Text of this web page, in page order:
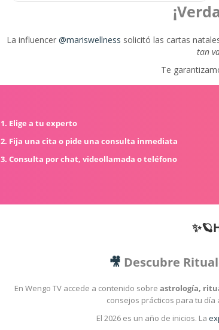
La influencer @mariswellness solicitó las cartas
tan
Te
1. Elige a tu experto
2. Fija una cita o pide una consulta inmediata
3. Consulta por chat, videollamada o teléfono
🎥 Descubre
En Wengo TV accede a contenido sobre astrología,
consejos prácticos para tu
El 2026 es un año de inicios. La